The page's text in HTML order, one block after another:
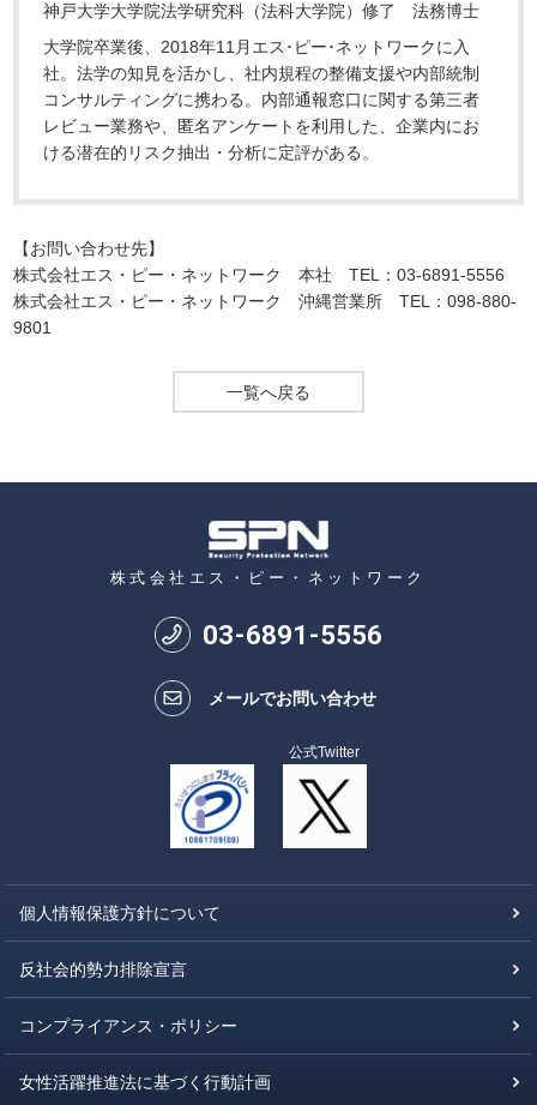
神戸大学大学院法学研究科（法科大学院）修了 法務博士
大学院卒業後、2018年11月エス･ピー･ネットワークに入
社。法学の知見を活かし、社内規程の整備支援や内部統制
コンサルティングに携わる。内部通報窓口に関する第三者
レビュー業務や、匿名アンケートを利用した、企業内にお
ける潜在的リスク抽出・分析に定評がある。
【お問い合わせ先】
株式会社エス・ピー・ネットワーク 本社 TEL：03-6891-5556
株式会社エス・ピー・ネットワーク 沖縄営業所 TEL：098-880-
9801
一覧へ戻る
株式会社エス・ピー・ネットワーク
03-6891-5556
メールでお問い合わせ
公式Twitter
個人情報保護方針について
反社会的勢力排除宣言
コンプライアンス・ポリシー
女性活躍推進法に基づく行動計画